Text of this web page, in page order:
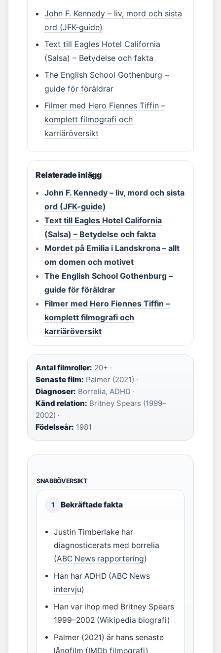
John F. Kennedy – liv, mord och sista
ord (JFK-guide)
Text till Eagles Hotel California
(Salsa) – Betydelse och fakta
The English School Gothenburg –
guide för föräldrar
Filmer med Hero Fiennes Tiffin –
komplett filmografi och
karriäröversikt
Relaterade inlägg
John F. Kennedy – liv, mord och sista
ord (JFK-guide)
Text till Eagles Hotel California
(Salsa) – Betydelse och fakta
Mordet på Emilia i Landskrona – allt
om domen och motivet
The English School Gothenburg –
guide för föräldrar
Filmer med Hero Fiennes Tiffin –
komplett filmografi och
karriäröversikt
Antal filmroller: 20+ ·
Senaste film: Palmer (2021) ·
Diagnoser: Borrelia, ADHD ·
Känd relation: Britney Spears (1999–
2002) ·
Födelseår: 1981
SNABBÖVERSIKT
1 Bekräftade fakta
Justin Timberlake har
diagnosticerats med borrelia
(ABC News rapportering)
Han har ADHD (ABC News
intervju)
Han var ihop med Britney Spears
1999–2002 (Wikipedia biografi)
Palmer (2021) är hans senaste
långfilm (IMDb filmografi)